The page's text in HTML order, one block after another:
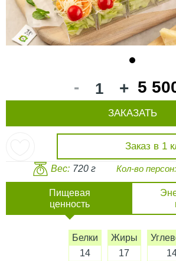
- + 5
Заказ в 1
ЗАКАЗАТЬ
Вес: 720 г Кол-во персон:
Пищевая
ценность
Белки
14
Жиры
17